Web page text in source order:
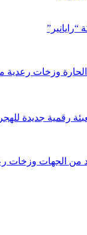
وزخات رعدية
رقمية جديدة
الجهات وزخات